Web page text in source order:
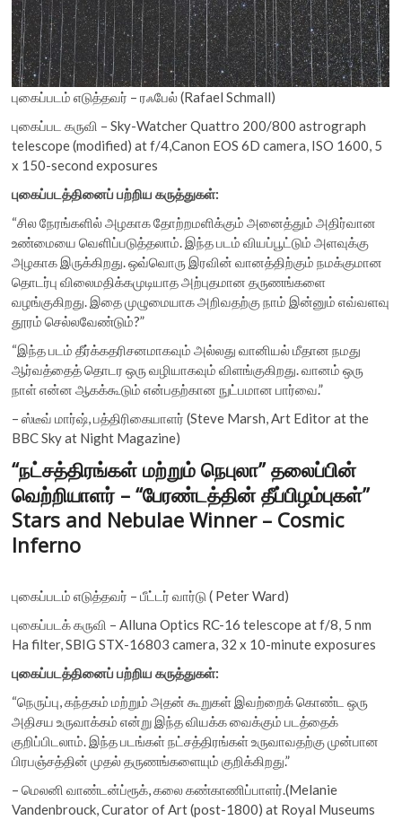
புகைப்படம் எடுத்தவர் – ரஃபேல் (Rafael Schmall)
புகைப்பட கருவி – Sky-Watcher Quattro 200/800 astrograph
telescope (modified) at f/4,Canon EOS 6D camera, ISO 1600, 5
x 150-second exposures
புகைப்படத்தினைப் பற்றிய கருத்துகள்:
“சில நேரங்களில் அழகாக தோற்றமளிக்கும் அனைத்தும் அதிர்வான
உண்மையை வெளிப்படுத்தலாம். இந்த படம் வியப்பூட்டும் அளவுக்கு
அழகாக இருக்கிறது. ஒவ்வொரு இரவின் வானத்திற்கும் நமக்குமான
தொடர்பு விலைமதிக்கமுடியாத அற்புதமான தருணங்களை
வழங்குகிறது. இதை முழுமையாக அறிவதற்கு நாம் இன்னும் எவ்வளவு
தூரம் செல்லவேண்டும்?”
“இந்த படம் தீர்க்கதரிசனமாகவும் அல்லது வானியல் மீதான நமது
ஆர்வத்தைத் தொடர ஒரு வழியாகவும் விளங்குகிறது. வானம் ஒரு
நாள் என்ன ஆகக்கூடும் என்பதற்கான நுட்பமான பார்வை.”
– ஸ்டீவ் மார்ஷ், பத்திரிகையாளர் (Steve Marsh, Art Editor at the
BBC Sky at Night Magazine)
“நட்சத்திரங்கள் மற்றும் நெபுலா” தலைப்பின்
வெற்றியாளர் – “பேரண்டத்தின் தீப்பிழம்புகள்”
Stars and Nebulae Winner – Cosmic
Inferno
புகைப்படம் எடுத்தவர் – பீட்டர் வார்டு ( Peter Ward)
புகைப்படக் கருவி – Alluna Optics RC-16 telescope at f/8, 5 nm
Ha filter, SBIG STX-16803 camera, 32 x 10-minute exposures
புகைப்படத்தினைப் பற்றிய கருத்துகள்:
“நெருப்பு, கந்தகம் மற்றும் அதன் கூறுகள் இவற்றைக் கொண்ட ஒரு
அதிசய உருவாக்கம் என்று இந்த வியக்க வைக்கும் படத்தைக்
குறிப்பிடலாம். இந்த படங்கள் நட்சத்திரங்கள் உருவாவதற்கு முன்பான
பிரபஞ்சத்தின் முதல் தருணங்களையும் குறிக்கிறது.”
– மெலனி வாண்டன்ப்ரூக், கலை கண்காணிப்பாளர்.(Melanie
Vandenbrouck, Curator of Art (post-1800) at Royal Museums